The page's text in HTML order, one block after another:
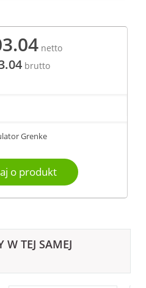
netto
brutto
o produkt
TEJ SAMEJ